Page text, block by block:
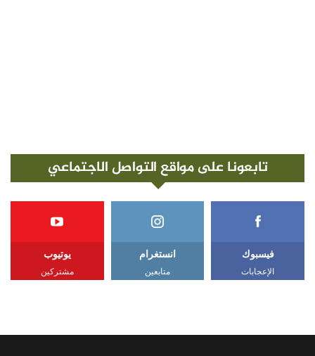
تابعونا على مواقع التواصل الاجتماعي
فيسبوك
الإعجابات
انستغرام
متابعين
يوتيوب
مشتركين